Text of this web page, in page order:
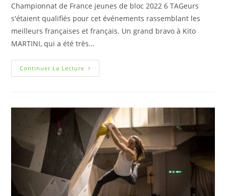
Championnat de France jeunes de bloc 2022 6 TAGeurs
s'étaient qualifiés pour cet événements rassemblant les
meilleurs françaises et français. Un grand bravo à Kito
MARTINI, qui a été très…
Continuer La Lecture